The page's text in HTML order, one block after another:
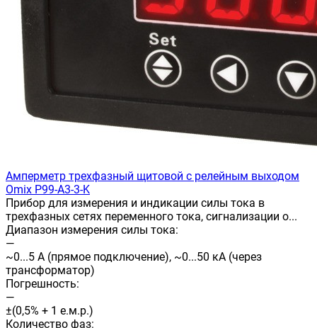
Амперметр трехфазный щитовой с релейным выходом
Omix P99-A3-3-K
Прибор для измерения и индикации силы тока в
трехфазных сетях переменного тока, сигнализации о...
Диапазон измерения силы тока:
—
~0...5 А (прямое подключение), ~0...50 кА (через
трансформатор)
Погрешность:
—
±(0,5% + 1 е.м.р.)
Количество фаз: